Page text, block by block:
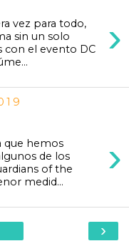
›
vez para todo,
sin un solo
con el evento DC
›
que hemos
de los
of the
medid...
›